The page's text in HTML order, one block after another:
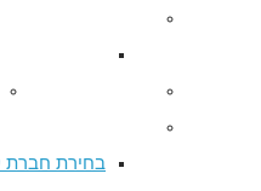
חברת קידום
חברה לקידום אתרים
בחירת חברת